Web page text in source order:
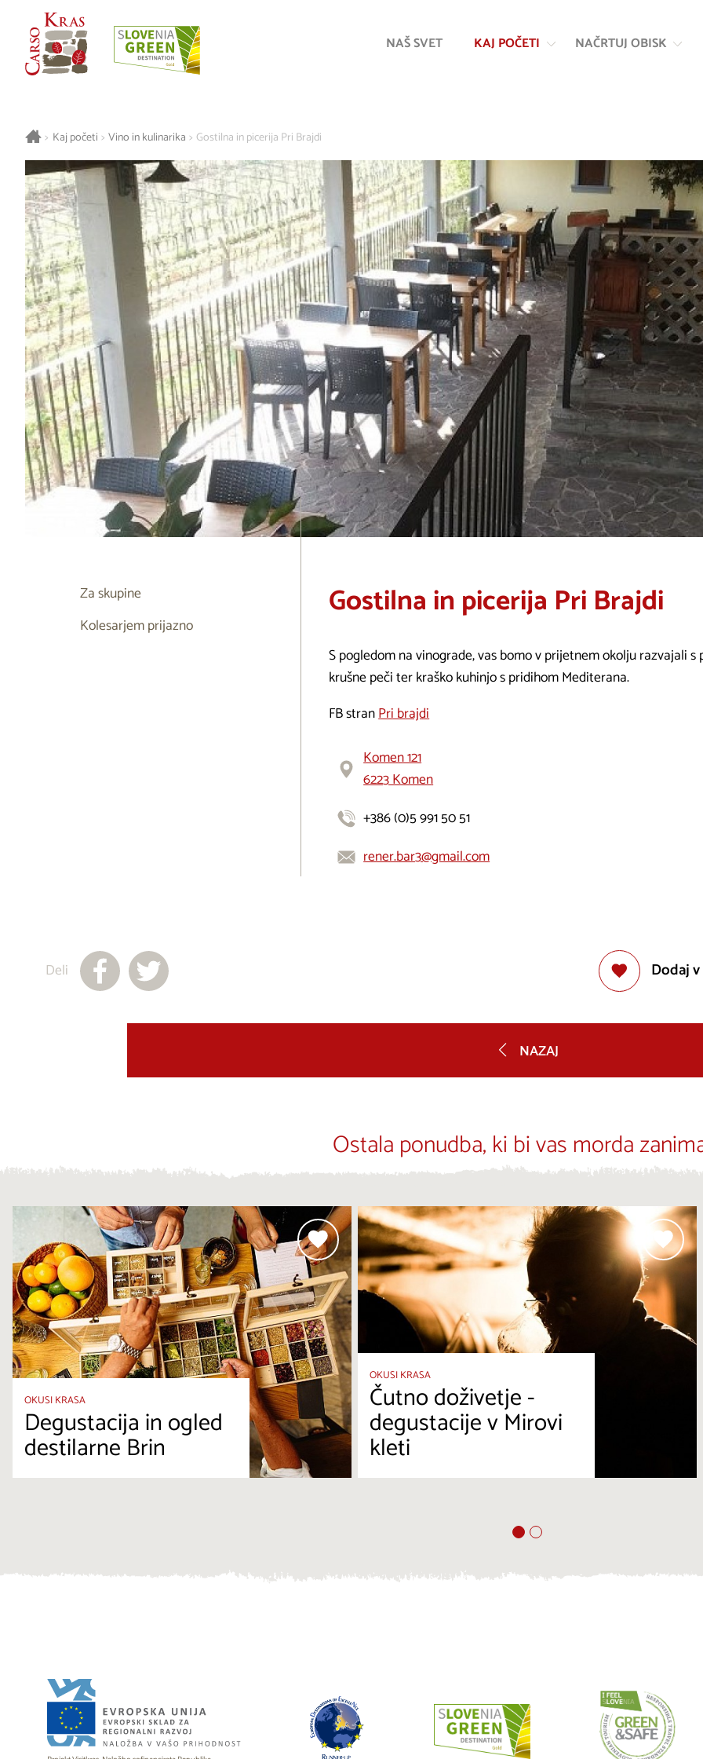
vsebino
NAŠ SVET KAJ POČETI NAČRTUJ OBISK
> Kaj početi > Vino in kulinarika > Gostilna in picerija Pri Brajdi
Gostilna in picerija Pri Brajdi
S pogledom na vinograde, vas bomo v prijetnem okolju razvajali
krušne peči ter kraško kuhinjo s pridihom Mediterana.
FB stranPri brajdi
Komen 121
6223 Komen
+386 (0)5 991 50 51
rener.bar3@gmail.com
Za skupine
Kolesarjem prijazno
Dodaj
Deli
NAZAJ
Ostala ponudba, ki bi vas morda
OKUSI KRASA
Degustacija in ogled
destilarne Brin
OKUSI KRASA
Čutno doživetje -
degustacije v Mirovi
kleti